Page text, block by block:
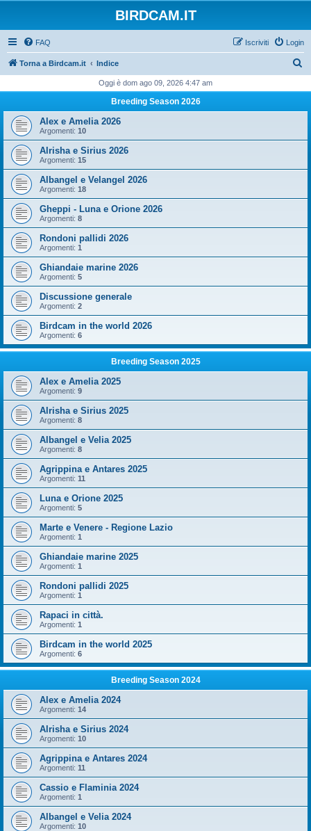
BIRDCAM.IT
FAQ Login
Iscriviti
Torna a Birdcam.it Indice
c
Oggi è dom ago 09, 2026 4:47 am
Breeding Season 2026
Alex e Amelia 2026
Argomenti: 10
Alrisha e Sirius 2026
Argomenti: 15
Albangel e Velangel 2026
Argomenti: 18
Gheppi - Luna e Orione 2026
Argomenti: 8
Rondoni pallidi 2026
Argomenti: 1
Ghiandaie marine 2026
Argomenti: 5
Discussione generale
Argomenti: 2
Birdcam in the world 2026
Argomenti: 6
Breeding Season 2025
Alex e Amelia 2025
Argomenti: 9
Alrisha e Sirius 2025
Argomenti: 8
Albangel e Velia 2025
Argomenti: 8
Agrippina e Antares 2025
Argomenti: 11
Luna e Orione 2025
Argomenti: 5
Marte e Venere - Regione Lazio
Argomenti: 1
Ghiandaie marine 2025
Argomenti: 1
Rondoni pallidi 2025
Argomenti: 1
Rapaci in città.
Argomenti: 1
Birdcam in the world 2025
Argomenti: 6
Breeding Season 2024
Alex e Amelia 2024
Argomenti: 14
Alrisha e Sirius 2024
Argomenti: 10
Agrippina e Antares 2024
Argomenti: 11
Cassio e Flaminia 2024
Argomenti: 1
Albangel e Velia 2024
Argomenti: 10